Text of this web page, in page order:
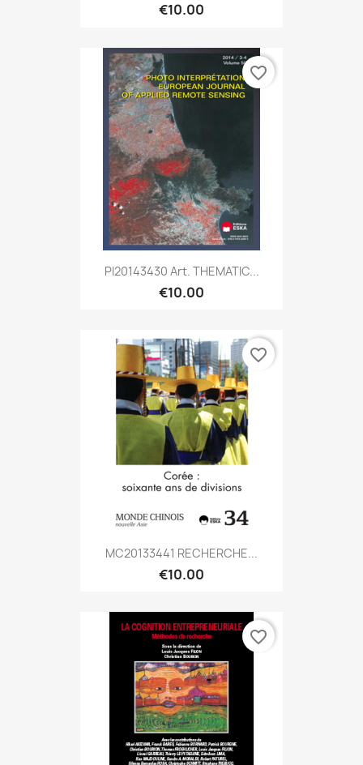
€10.00
PI20143430 Art. THEMATIC...
€10.00
favorite_border
MC20133441 RECHERCHE...
€10.00
favorite_border
favorite_border